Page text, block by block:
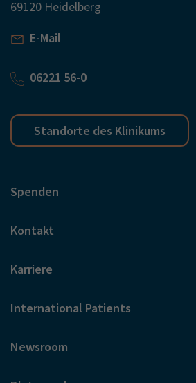
69120 Heidelberg
E-Mail
06221 56-0
Standorte des Klinikums
Spenden
Kontakt
Karriere
International Patients
Newsroom